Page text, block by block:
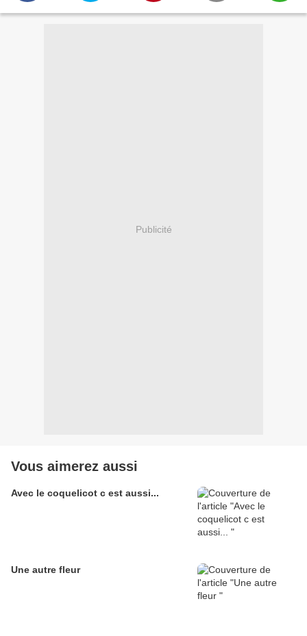
Publicité
Vous aimerez aussi
Avec le coquelicot c est aussi...
Une autre fleur